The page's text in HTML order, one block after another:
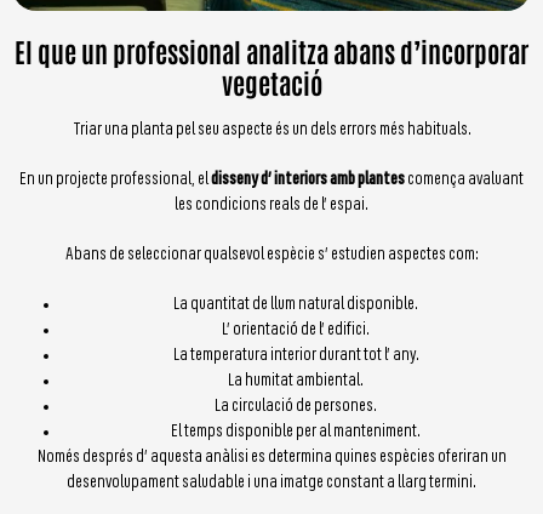
El que un professional analitza abans d’incorporar
vegetació
Triar una planta pel seu aspecte és un dels errors més habituals.
En un projecte professional, eldisseny d’ interiors amb plantes comença avaluant
les condicions reals de l’ espai.
Abans de seleccionar qualsevol espècie s’ estudien aspectes com:
La quantitat de llum natural disponible.
L’ orientació de l’ edifici.
La temperatura interior durant tot l’ any.
La humitat ambiental.
La circulació de persones.
El temps disponible per al manteniment.
Només després d’ aquesta anàlisi es determina quines espècies oferiran un
desenvolupament saludable i una imatge constant a llarg termini.